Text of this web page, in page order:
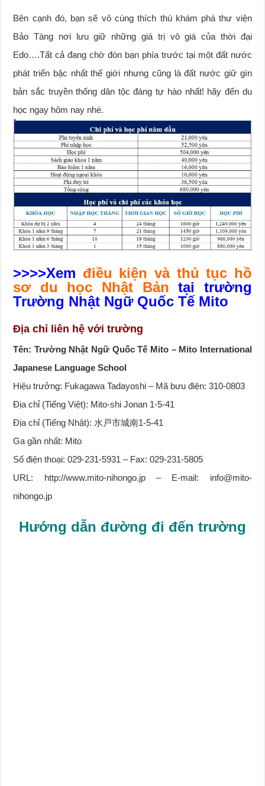
Bên cạnh đó, bạn sẽ vô cùng thích thú khám phá thư viện
Bảo Tàng nơi lưu giữ những giá trị vô giá của thời đại
Edo….Tất cả đang chờ đón bạn phía trước tại một đất nước
phát triển bậc nhất thế giới nhưng cũng là đất nước giữ gìn
bản sắc truyền thống dân tộc đáng tự hào nhất! hãy đến du
học ngay hôm nay nhé.
>>>>Xem điều kiện và thủ tục hồ
sơ du học Nhật Bản tại trường
Trường Nhật Ngữ Quốc Tế Mito
Địa chỉ liên hệ với trường
Tên: Trường Nhật Ngữ Quốc Tế Mito – Mito International
Japanese Language School
Hiệu trưởng: Fukagawa Tadayoshi – Mã bưu điện: 310-0803
Địa chỉ (Tiếng Việt): Mito-shi Jonan 1-5-41
Địa chỉ (Tiếng Nhật): 水戸市城南1-5-41
Ga gần nhất: Mito
Số điện thoại: 029-231-5931 – Fax: 029-231-5805
URL: http://www.mito-nihongo.jp – E-mail: info@mito-
nihongo.jp
Hướng dẫn đường đi đến trường